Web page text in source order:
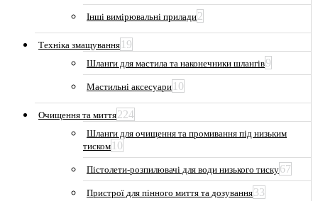
Інші вимірювальні прилади2
Техніка змащування 19
Шланги для мастила та наконечники шлангів9
Мастильні аксесуари 10
Очищення та миття224
Шланги для очищення та промивання під низьким
тиском 10
Пістолети-розпилювачі для води низького тиску67
Пристрої для пінного миття та дозування33